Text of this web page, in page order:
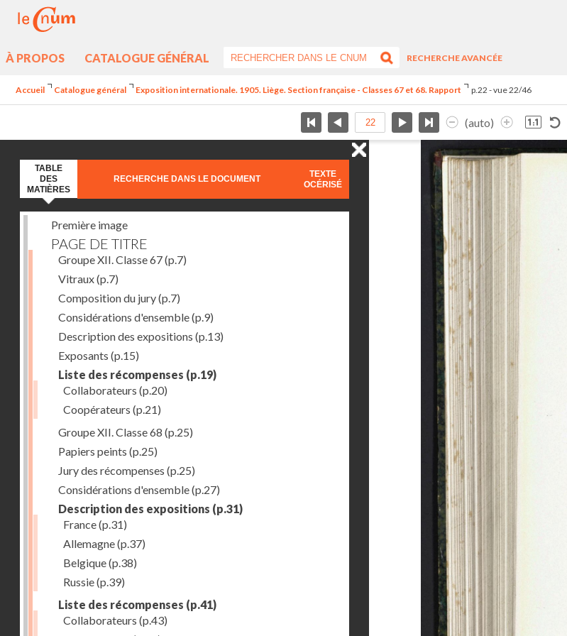
À PROPOS CATALOGUE GÉNÉRAL
RECHERCHE AVANCÉE
Accueil Catalogue général Exposition internationale. 1905. Liège. Section française - Classes 67 et 68. Rapport p.22 - vue 22/46
(auto)
TABLE
DES
MATIÈRES
RECHERCHE DANS LE DOCUMENT
TEXTE
OCÉRISÉ
Première image
PAGE DE TITRE
Groupe XII. Classe 67(p.7)
Vitraux(p.7)
Composition du jury(p.7)
Considérations d'ensemble(p.9)
Description des expositions (p.13)
Exposants (p.15)
Liste des récompenses (p.19)
Collaborateurs (p.20)
Coopérateurs (p.21)
Groupe XII. Classe 68 (p.25)
Papiers peints (p.25)
Jury des récompenses (p.25)
Considérations d'ensemble(p.27)
Description des expositions (p.31)
France(p.31)
Allemagne(p.37)
Belgique(p.38)
Russie(p.39)
Liste des récompenses (p.41)
Collaborateurs (p.43)